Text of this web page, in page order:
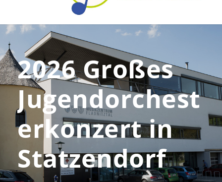
2026 Großes
Jugendorchest
erkonzert in
Statzendorf